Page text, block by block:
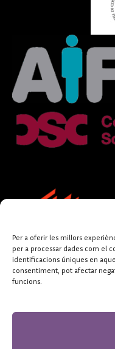
Per a oferir les millors
per a processar dades com el
identificacions úniques en
consentiment, pot afectar
funcions.
FUNDACIÓ